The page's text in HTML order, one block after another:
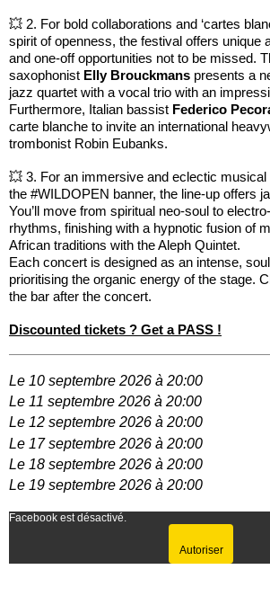
💥 2. For bold collaborations and ‘cartes
spirit of openness, the festival offers unique
and one-off opportunities not to be missed.
saxophonist Elly Brouckmans presents a
jazz quartet with a vocal trio with an
Furthermore, Italian bassist Federico
carte blanche to invite an international
trombonist Robin Eubanks.
💥 3. For an immersive and eclectic
the #WILDOPEN banner, the line-up offers
You’ll move from spiritual neo-soul to
rhythms, finishing with a hypnotic fusion of
African traditions with the Aleph Quintet.
Each concert is designed as an intense,
prioritising the organic energy of the stage.
the bar after the concert.
Discounted tickets ? Get a PASS !
Le 10 septembre 2026 à 20:00
Le 11 septembre 2026 à 20:00
Le 12 septembre 2026 à 20:00
Le 17 septembre 2026 à 20:00
Le 18 septembre 2026 à 20:00
Le 19 septembre 2026 à 20:00
Facebook est désactivé.
Autoriser